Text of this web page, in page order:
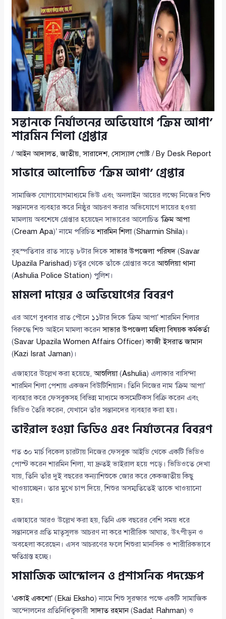
সন্তানকে নির্যাতনের অভিযোগে ‘ক্রিম আপা’
শারমিন শিলা গ্রেপ্তার
/আইন আদালত,জাতীয়,সারাদেশ,সোস্যাল পোষ্ট / By Desk Report
সাভারে আলোচিত ‘ক্রিম আপা’ গ্রেপ্তার
সামাজিক যোগাযোগমাধ্যমে ভিউ এবং অনলাইন আয়ের লক্ষ্যে নিজের শিশু
সন্তানদের ব্যবহার করে নিষ্ঠুর আচরণ করার অভিযোগে দায়ের হওয়া
মামলায় অবশেষে গ্রেপ্তার হয়েছেন সাভারের আলোচিত ‘ক্রিম আপা
(Cream Apa)’ নামে পরিচিতশারমিন শিলা(Sharmin Shila)।
বৃহস্পতিবার রাত সাড়ে ৮টার দিকেসাভার উপজেলা পরিষদ (Savar
Upazila Parishad) চত্বর থেকে তাঁকে গ্রেপ্তার করেআশুলিয়া থানা
(Ashulia Police Station) পুলিশ।
মামলা দায়ের ও অভিযোগের বিবরণ
এর আগে বুধবার রাত পৌনে ১১টার দিকে ‘ক্রিম আপা’ শারমিন শিলার
বিরুদ্ধে শিশু আইনে মামলা করেনসাভার উপজেলা মহিলা বিষয়ক কর্মকর্তা
(Savar Upazila Women Affairs Officer)কাজী ইসরাত জামান
(Kazi Israt Jaman)।
এজাহারে উল্লেখ করা হয়েছে,আশুলিয়া(Ashulia) এলাকার বাসিন্দা
শারমিন শিলা পেশায় একজন বিউটিশিয়ান। তিনি নিজের নাম ‘ক্রিম আপা’
ব্যবহার করে ফেসবুকসহ বিভিন্ন মাধ্যমে কসমেটিকস বিক্রি করেন এবং
ভিডিও তৈরি করেন, যেখানে তাঁর সন্তানদের ব্যবহার করা হয়।
ভাইরাল হওয়া ভিডিও এবং নির্যাতনের বিবরণ
গত ৩০ মার্চ বিকেল চারটায় নিজের ফেসবুক আইডি থেকে একটি ভিডিও
পোস্ট করেন শারমিন শিলা, যা দ্রুতই ভাইরাল হয়ে পড়ে। ভিডিওতে দেখা
যায়, তিনি তাঁর দুই বছরের কন্যাশিশুকে জোর করে কেকজাতীয় কিছু
খাওয়াচ্ছেন। তার মুখে চাপ দিয়ে, শিশুর অসম্মতিতেই তাকে খাওয়ানো
হয়।
এজাহারে আরও উল্লেখ করা হয়, তিনি এক বছরের বেশি সময় ধরে
সন্তানদের প্রতি মাতৃসুলভ আচরণ না করে শারীরিক আঘাত, উৎপীড়ন ও
অবহেলা করেছেন। এসব আচরণের ফলে শিশুরা মানসিক ও শারীরিকভাবে
ক্ষতিগ্রস্ত হচ্ছে।
সামাজিক আন্দোলন ও প্রশাসনিক পদক্ষেপ
‘একাই একশো’ (Ekai Eksho) নামে শিশু সুরক্ষার পক্ষে একটি সামাজিক
আন্দোলনের প্রতিনিধিত্বকারীসাদাত রহমান(Sadat Rahman) ও